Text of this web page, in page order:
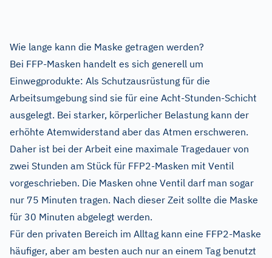
Wie lange kann die Maske getragen werden?
Bei FFP-Masken handelt es sich generell um
Einwegprodukte: Als Schutzausrüstung für die
Arbeitsumgebung sind sie für eine Acht-Stunden-Schicht
ausgelegt. Bei starker, körperlicher Belastung kann der
erhöhte Atemwiderstand aber das Atmen erschweren.
Daher ist bei der Arbeit eine maximale Tragedauer von
zwei Stunden am Stück für FFP2-Masken mit Ventil
vorgeschrieben. Die Masken ohne Ventil darf man sogar
nur 75 Minuten tragen. Nach dieser Zeit sollte die Maske
für 30 Minuten abgelegt werden.
Für den privaten Bereich im Alltag kann eine FFP2-Maske
häufiger, aber am besten auch nur an einem Tag benutzt